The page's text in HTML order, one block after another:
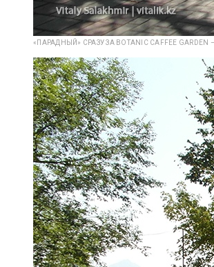
«ПАРАДНЫЙ» СРАЗУ ЗА BOTANIC CAFFEE